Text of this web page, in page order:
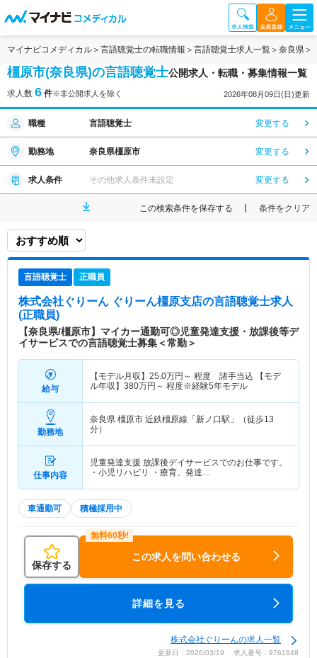
マイナビコメディカル 言語聴覚士の転職情報 言語聴覚士求人一覧 奈良県
橿原市(奈良県)の言語聴覚士公開求人・転職・募集情報一覧
求人数 6 件※非公開求人を除く 2026年08月09日(日)更新
職種 言語聴覚士 変更する
勤務地 奈良県橿原市 変更する
求人条件 その他求人条件未設定 変更する
この検索条件を保存する 条件をクリア
言語聴覚士 正職員
株式会社ぐりーん ぐりーん橿原支店の言語聴覚士求人
(正職員)
【奈良県/橿原市】マイカー通勤可◎児童発達支援・放課後等デ
イサービスでの言語聴覚士募集＜常勤＞
給与
【モデル月収】 25.0万円～ 程度 諸手当込 【モデ
ル年収】 380万円～ 程度※経験5年モデル
勤務地
奈良県 橿原市 近鉄橿原線「新ノ口駅」（徒歩13
分）
仕事内容
児童発達支援 放課後デイサービスでのお仕事です。
・小児リハビリ ・療育、発達…
車通勤可 積極採用中
保存する
この求人を問い合わせる
詳細を見る
株式会社ぐりーんの求人一覧
更新日：2026/03/19 求人番号：9761848